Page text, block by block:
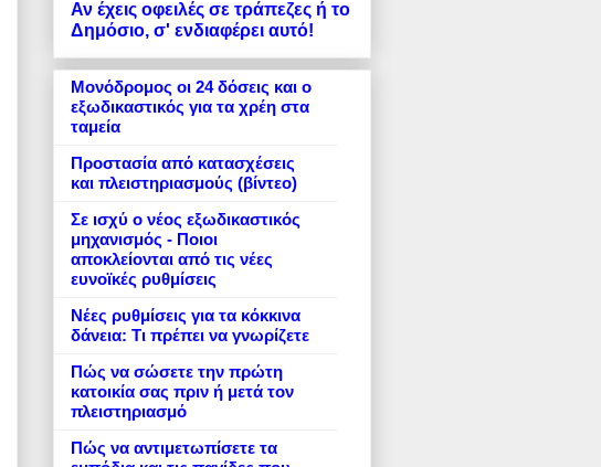
Αν έχεις οφειλές σε τράπεζες ή το
Δημόσιο, σ' ενδιαφέρει αυτό!
Μονόδρομος οι 24 δόσεις και ο
εξωδικαστικός για τα χρέη στα
ταμεία
Προστασία από κατασχέσεις
και πλειστηριασμούς (βίντεο)
Σε ισχύ ο νέος εξωδικαστικός
μηχανισμός - Ποιοι
αποκλείονται από τις νέες
ευνοϊκές ρυθμίσεις
Νέες ρυθμίσεις για τα κόκκινα
δάνεια: Τι πρέπει να γνωρίζετε
Πώς να σώσετε την πρώτη
κατοικία σας πριν ή μετά τον
πλειστηριασμό
Πώς να αντιμετωπίσετε τα